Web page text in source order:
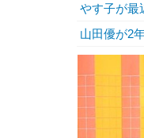
やす子が最
山田優が2